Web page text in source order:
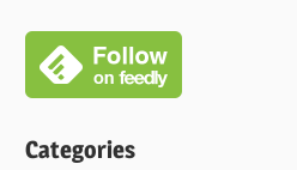
Categories